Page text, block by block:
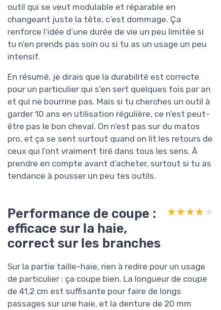
outil qui se veut modulable et réparable en
changeant juste la tête, c’est dommage. Ça
renforce l’idée d’une durée de vie un peu limitée si
tu n’en prends pas soin ou si tu as un usage un peu
intensif.
En résumé, je dirais que la durabilité est correcte
pour un particulier qui s’en sert quelques fois par an
et qui ne bourrine pas. Mais si tu cherches un outil à
garder 10 ans en utilisation régulière, ce n’est peut-
être pas le bon cheval. On n’est pas sur du matos
pro, et ça se sent surtout quand on lit les retours de
ceux qui l’ont vraiment tiré dans tous les sens. À
prendre en compte avant d’acheter, surtout si tu as
tendance à pousser un peu tes outils.
Performance de coupe :
efficace sur la haie,
correct sur les branches
★★★★★
★★★★★
Sur la partie taille-haie, rien à redire pour un usage
de particulier : ça coupe bien. La longueur de coupe
de 41,2 cm est suffisante pour faire de longs
passages sur une haie, et la denture de 20 mm